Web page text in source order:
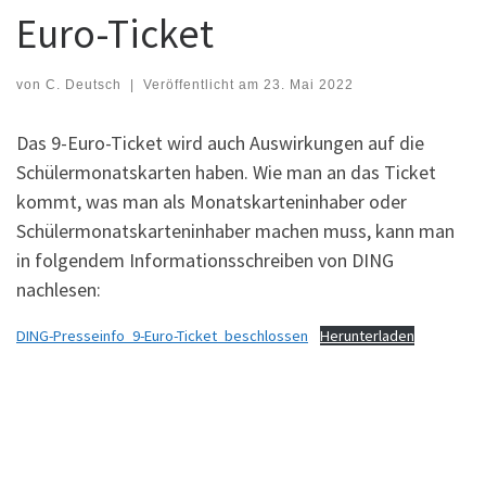
Euro-Ticket
von C. Deutsch Veröffentlicht am 23. Mai 2022
Das 9-Euro-Ticket wird auch Auswirkungen auf die
Schülermonatskarten haben. Wie man an das Ticket
kommt, was man als Monatskarteninhaber oder
Schülermonatskarteninhaber machen muss, kann man
in folgendem Informationsschreiben von DING
nachlesen:
DING-Presseinfo_9-Euro-Ticket_beschlossen Herunterladen